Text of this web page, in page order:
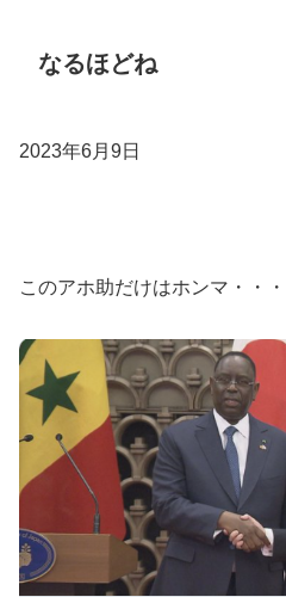
なるほどね
2023年6月9日
このアホ助だけはホンマ・・・